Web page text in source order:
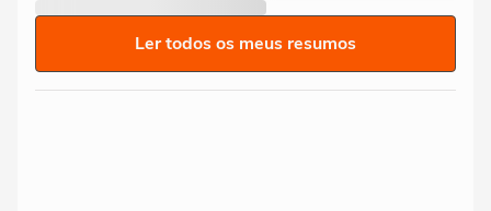
Ler todos os meus resumos